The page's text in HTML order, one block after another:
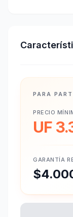
PARA
PRECIO
UF
GARANTÍA